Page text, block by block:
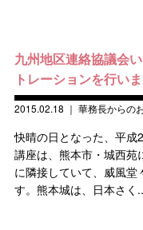
九州地区連絡協議会
トレーションを行いま
2015.02.18 ｜ 華務長からの
快晴の日となった、平
講座は、熊本市・城西苑
に隣接していて、威風堂
す。熊本城は、日本さく